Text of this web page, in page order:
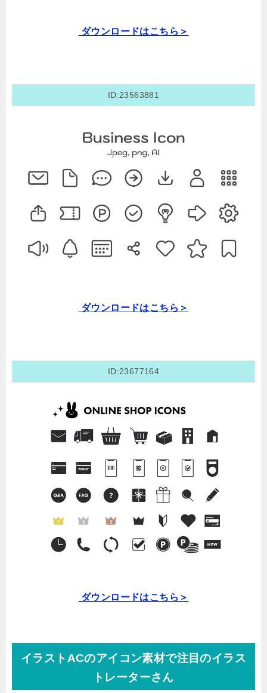
ダウンロードはこちら＞
ID:23563881
ダウンロードはこちら＞
ID:23677164
ダウンロードはこちら＞
イラストACのアイコン素材で注目のイラス
トレーターさん